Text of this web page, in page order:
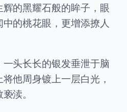
的黑耀石般的眸子，眼
的桃花眼，更增添撩人
头长长的银发垂泄于脑
他周身镀上一层白光，
渎。